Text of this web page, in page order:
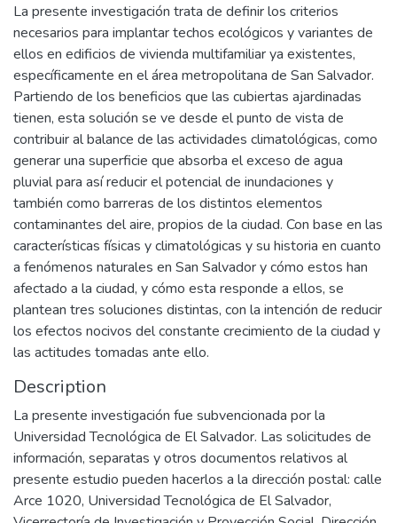
La presente investigación trata de definir los criterios
necesarios para implantar techos ecológicos y variantes de
ellos en edificios de vivienda multifamiliar ya existentes,
específicamente en el área metropolitana de San Salvador.
Partiendo de los beneficios que las cubiertas ajardinadas
tienen, esta solución se ve desde el punto de vista de
contribuir al balance de las actividades climatológicas, como
generar una superficie que absorba el exceso de agua
pluvial para así reducir el potencial de inundaciones y
también como barreras de los distintos elementos
contaminantes del aire, propios de la ciudad. Con base en las
características físicas y climatológicas y su historia en cuanto
a fenómenos naturales en San Salvador y cómo estos han
afectado a la ciudad, y cómo esta responde a ellos, se
plantean tres soluciones distintas, con la intención de reducir
los efectos nocivos del constante crecimiento de la ciudad y
las actitudes tomadas ante ello.
Description
La presente investigación fue subvencionada por la
Universidad Tecnológica de El Salvador. Las solicitudes de
información, separatas y otros documentos relativos al
presente estudio pueden hacerlos a la dirección postal: calle
Arce 1020, Universidad Tecnológica de El Salvador,